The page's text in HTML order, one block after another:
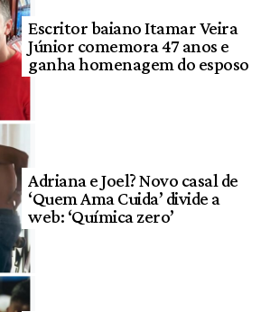
Escritor baiano Itamar Veira
Júnior comemora 47 anos e
ganha homenagem do esposo
Adriana e Joel? Novo casal de
‘Quem Ama Cuida’ divide a
web: ‘Química zero’